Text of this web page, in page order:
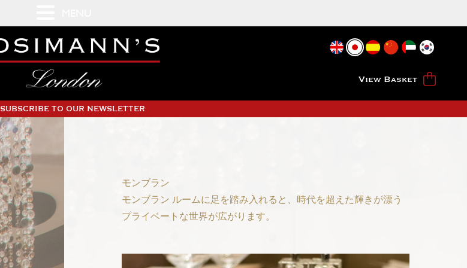
View Basket
SUBSCRIBE TO OUR NEWSLETTER
モンブラン
モンブラン ルームに足を踏み入れると、時代を超えた輝きが漂う
プライベートな世界が広がります。